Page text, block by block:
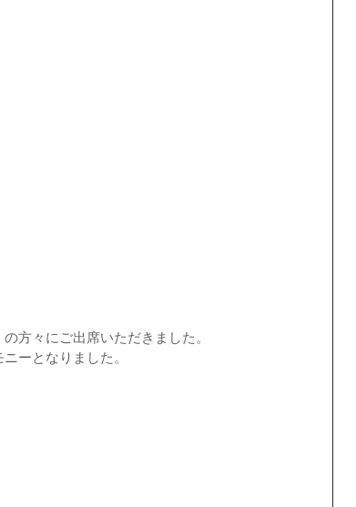
方々にご出席いただきました。
ーとなりました。